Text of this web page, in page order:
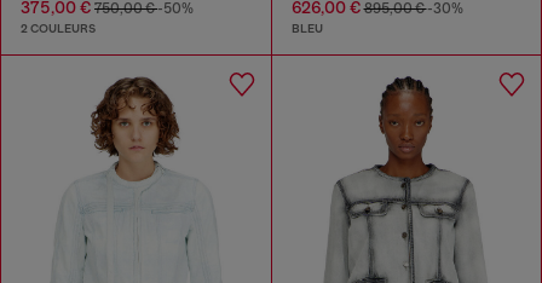
375,00 € 750,00 €-50%
2 COULEURS
626,00 €895,00 €-30%
BLEU